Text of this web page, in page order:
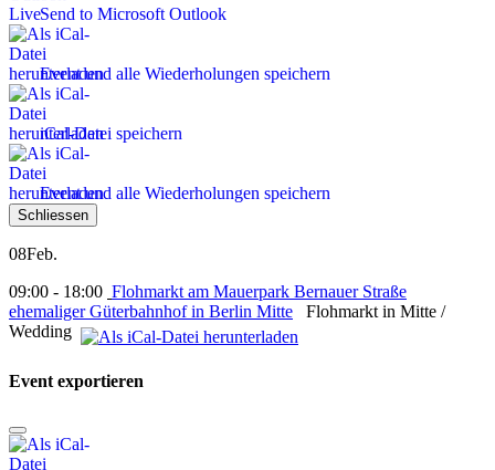
Send to Microsoft Outlook
Event und alle Wiederholungen speichern
iCal-Datei speichern
Event und alle Wiederholungen speichern
Schliessen
08Feb.
09:00 - 18:00 Flohmarkt am Mauerpark Bernauer Straße
ehemaliger Güterbahnhof in Berlin Mitte Flohmarkt in Mitte /
Wedding
Event exportieren